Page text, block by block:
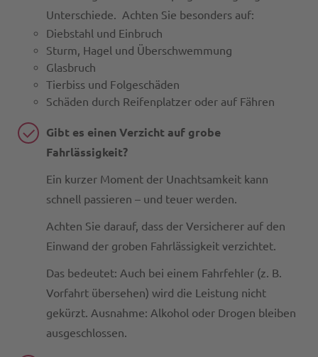
Unterschiede. Achten Sie besonders auf:
Diebstahl und Einbruch
Sturm, Hagel und Überschwemmung
Glasbruch
Tierbiss und Folgeschäden
Schäden durch Reifenplatzer oder auf Fähren
Gibt es einen Verzicht auf grobe
Fahrlässigkeit?
Ein kurzer Moment der Unachtsamkeit kann
schnell passieren – und teuer werden.
Achten Sie darauf, dass der Versicherer auf den
Einwand der groben Fahrlässigkeit verzichtet.
Das bedeutet: Auch bei einem Fahrfehler (z. B.
Vorfahrt übersehen) wird die Leistung nicht
gekürzt. Ausnahme: Alkohol oder Drogen bleiben
ausgeschlossen.